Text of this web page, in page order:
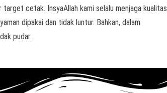
cetak. InsyaAllah kami selalu menjaga kualitas
dipakai dan tidak luntur. Bahkan, dalam
pudar.